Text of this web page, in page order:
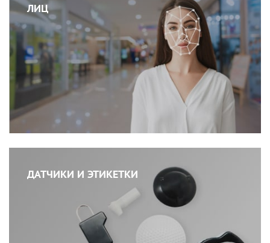
ЛИЦ
ДАТЧИКИ И ЭТИКЕТКИ